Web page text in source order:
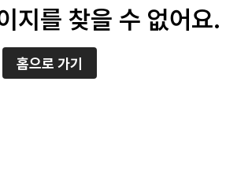
지를 찾을 수 없어요.
홈으로 가기